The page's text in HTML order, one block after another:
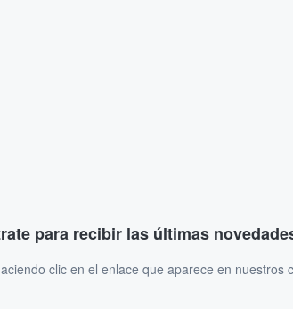
para recibir las últimas
clic en el enlace que aparece en nuestros